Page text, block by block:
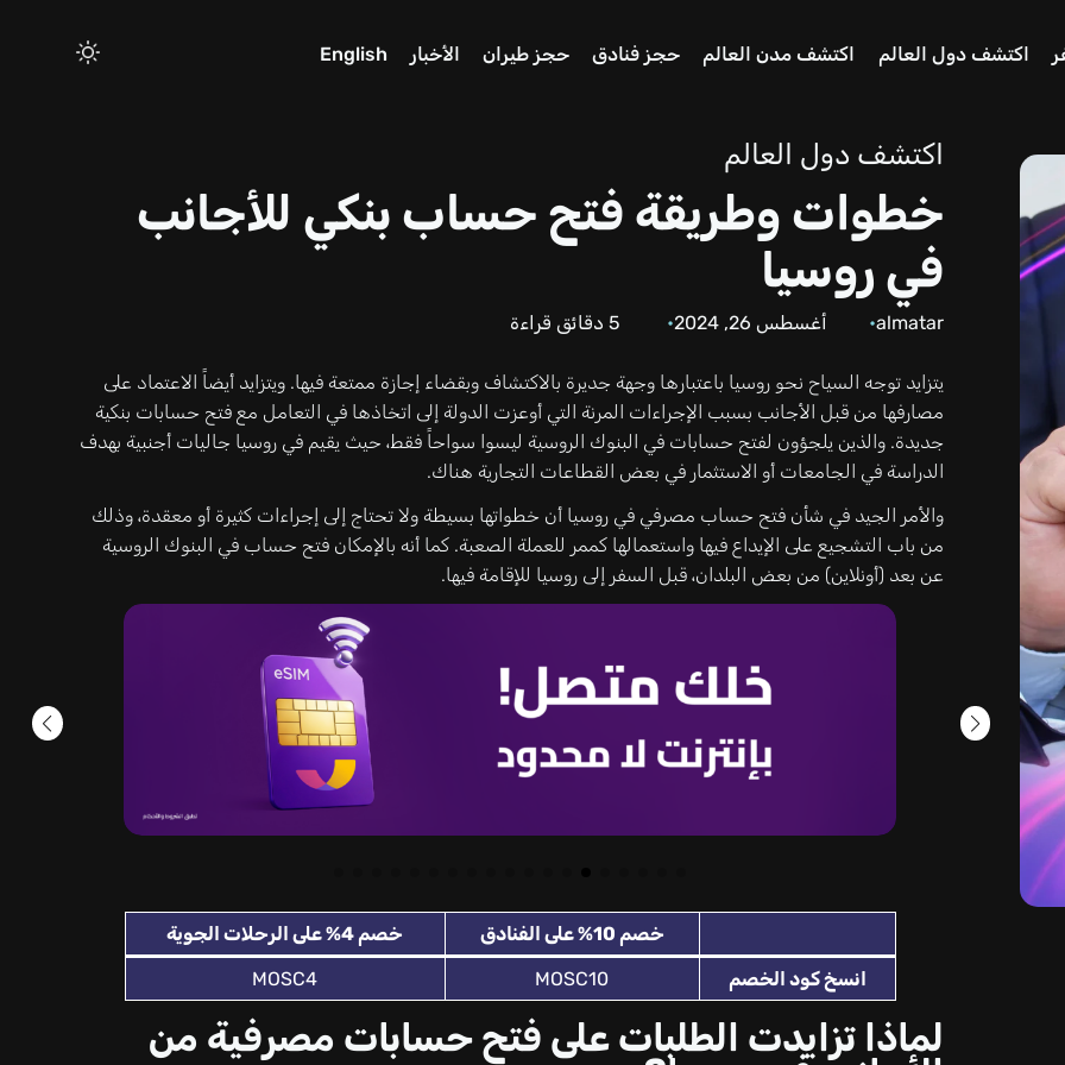
اكتشف دول العالم اكتشف مدن العالم حجز فنادق حجز طيران الأخبار English
اكتشف دول العالم
خطوات وطريقة فتح حساب بنكي للأجانب
في روسيا
almatar أغسطس 26, 2024 5دقائق قراءة
يتزايد توجه السياح نحو روسيا باعتبارها وجهة جديرة بالاكتشاف وبقضاء إجازة ممتعة فيها. ويتزايد أيضاً الاعتماد على
مصارفها من قبل الأجانب بسبب الإجراءات المرنة التي أوعزت الدولة إلى اتخاذها في التعامل مع فتح حسابات بنكية
جديدة. والذين يلجؤون لفتح حسابات في البنوك الروسية ليسوا سواحاً فقط، حيث يقيم في روسيا جاليات أجنبية بهدف
الدراسة في الجامعات أو الاستثمار في بعض القطاعات التجارية هناك.
والأمر الجيد في شأن فتح حساب مصرفي في روسيا أن خطواتها بسيطة ولا تحتاج إلى إجراءات كثيرة أو معقدة، وذلك
من باب التشجيع على الإيداع فيها واستعمالها كممر للعملة الصعبة. كما أنه بالإمكان فتح حساب في البنوك الروسية
عن بعد (أونلاين) من بعض البلدان، قبل السفر إلى روسيا للإقامة فيها.
خصم 10% على الفنادق
خصم 4% على الرحلات الجوية
انسخ كود الخصم
MOSC10
MOSC4
لماذا تزايدت الطلبات على فتح حسابات مصرفية من